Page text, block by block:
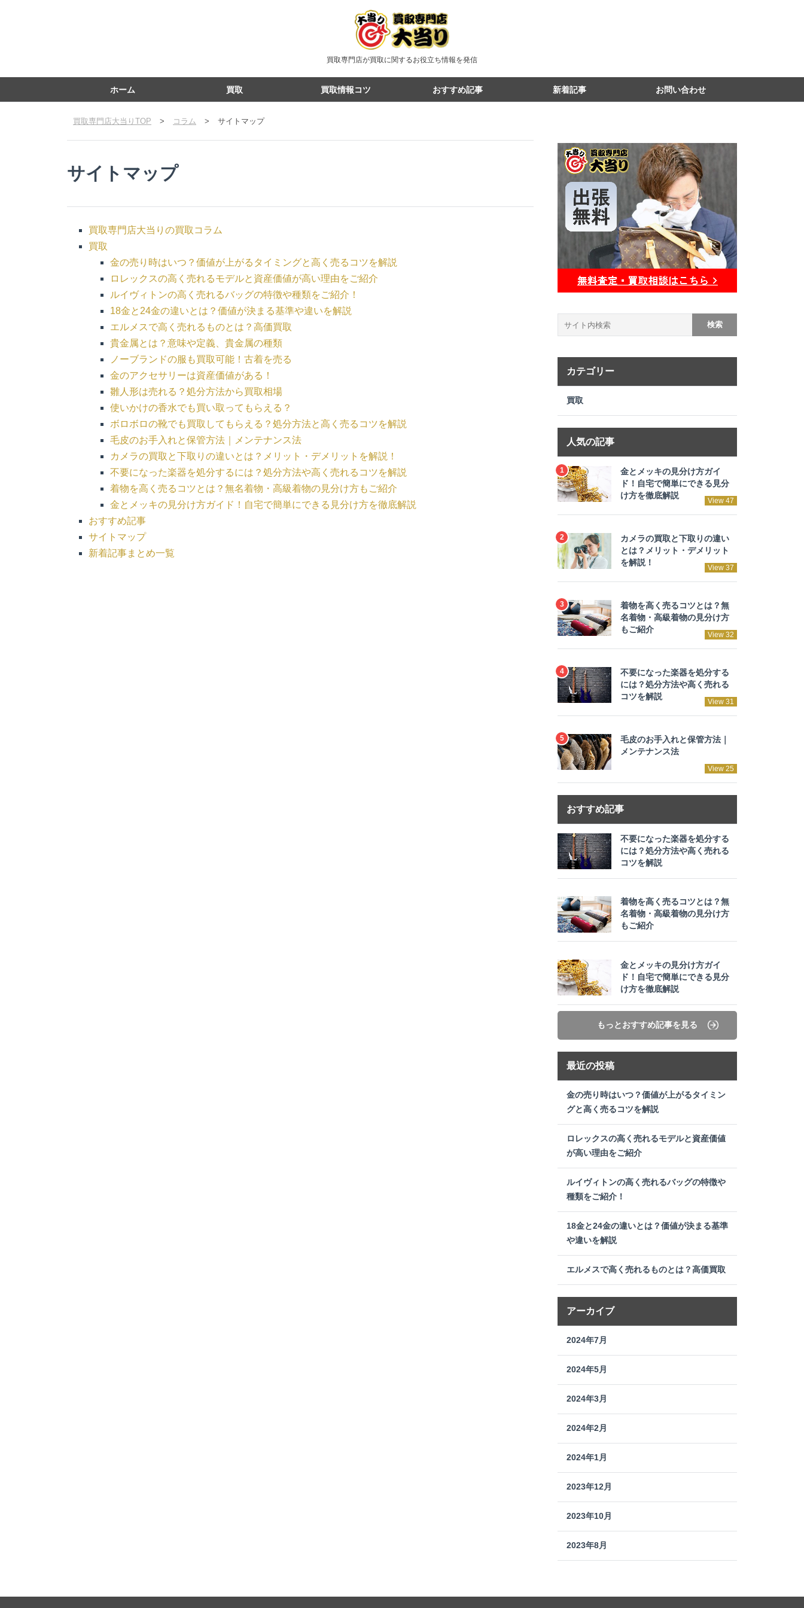
買取専門店が買取に関するお役立ち情報を発信
ホーム 買取 買取情報コツ おすすめ記事 新着記事 お問い合わせ
買取専門店大当りTOP > コラム > サイトマップ
サイトマップ
買取専門店大当りの買取コラム
買取
金の売り時はいつ？価値が上がるタイミングと高く売るコツを解説
ロレックスの高く売れるモデルと資産価値が高い理由をご紹介
ルイヴィトンの高く売れるバッグの特徴や種類をご紹介！
18金と24金の違いとは？価値が決まる基準や違いを解説
エルメスで高く売れるものとは？高価買取
貴金属とは？意味や定義、貴金属の種類
ノーブランドの服も買取可能！古着を売る
金のアクセサリーは資産価値がある！
雛人形は売れる？処分方法から買取相場
使いかけの香水でも買い取ってもらえる？
ボロボロの靴でも買取してもらえる？処分方法と高く売るコツを解説
毛皮のお手入れと保管方法｜メンテナンス法
カメラの買取と下取りの違いとは？メリット・デメリットを解説！
不要になった楽器を処分するには？処分方法や高く売れるコツを解説
着物を高く売るコツとは？無名着物・高級着物の見分け方もご紹介
金とメッキの見分け方ガイド！自宅で簡単にできる見分け方を徹底解説
おすすめ記事
サイトマップ
新着記事まとめ一覧
カテゴリー
買取
人気の記事
金とメッキの見分け方ガイ
ド！自宅で簡単にできる見分
け方を徹底解説
View 47
カメラの買取と下取りの違い
とは？メリット・デメリット
を解説！
View 37
着物を高く売るコツとは？無
名着物・高級着物の見分け方
もご紹介
View 32
不要になった楽器を処分する
には？処分方法や高く売れる
コツを解説
View 31
毛皮のお手入れと保管方法｜
メンテナンス法
View 25
おすすめ記事
不要になった楽器を処分する
には？処分方法や高く売れる
コツを解説
着物を高く売るコツとは？無
名着物・高級着物の見分け方
もご紹介
金とメッキの見分け方ガイ
ド！自宅で簡単にできる見分
け方を徹底解説
もっとおすすめ記事を見る
最近の投稿
金の売り時はいつ？価値が上がるタイミン
グと高く売るコツを解説
ロレックスの高く売れるモデルと資産価値
が高い理由をご紹介
ルイヴィトンの高く売れるバッグの特徴や
種類をご紹介！
18金と24金の違いとは？価値が決まる基準
や違いを解説
エルメスで高く売れるものとは？高価買取
アーカイブ
2024年7月
2024年5月
2024年3月
2024年2月
2024年1月
2023年12月
2023年10月
2023年8月